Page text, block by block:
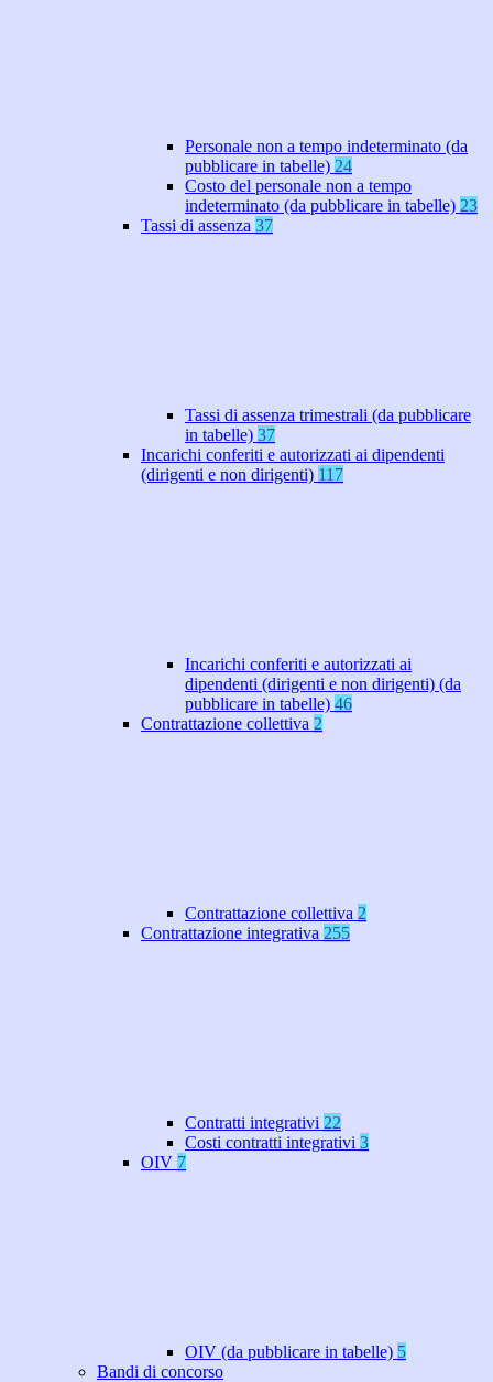
Personale non a tempo indeterminato (da
pubblicare in tabelle) 24
Costo del personale non a tempo
indeterminato (da pubblicare in tabelle) 23
Tassi di assenza 37
Tassi di assenza trimestrali (da pubblicare
in tabelle) 37
Incarichi conferiti e autorizzati ai dipendenti
(dirigenti e non dirigenti) 117
Incarichi conferiti e autorizzati ai
dipendenti (dirigenti e non dirigenti) (da
pubblicare in tabelle) 46
Contrattazione collettiva 2
Contrattazione collettiva 2
Contrattazione integrativa 255
Contratti integrativi 22
Costi contratti integrativi 3
OIV 7
OIV (da pubblicare in tabelle) 5
Bandi di concorso